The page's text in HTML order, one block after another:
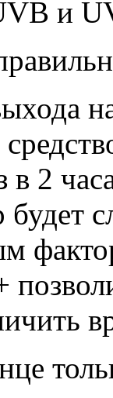
и
в 2
будет